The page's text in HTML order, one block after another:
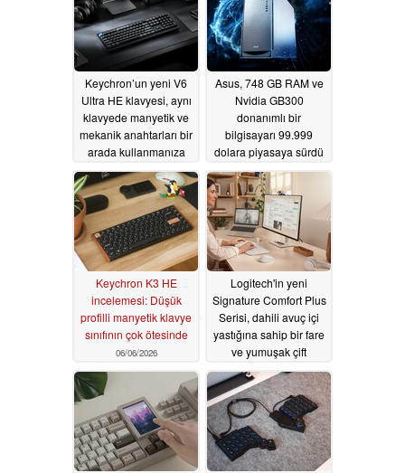
Keychron’un yeni V6
Ultra HE klavyesi, aynı
klavyede manyetik ve
mekanik anahtarları bir
arada kullanmanıza
olanak tanır06/23/2026
Asus, 748 GB RAM ve
Nvidia GB300
donanımlı bir
bilgisayarı 99.999
dolara piyasaya sürdü
06/16/2026
Keychron K3 HE
incelemesi: Düşük
profilli manyetik klavye
sınıfının çok ötesinde
06/06/2026
Logitech'in yeni
Signature Comfort Plus
Serisi, dahili avuç içi
yastığına sahip bir fare
ve yumuşak çift
köpüklü bilek
desteğine sahip bir
klavye sunuyor
05/29/2026